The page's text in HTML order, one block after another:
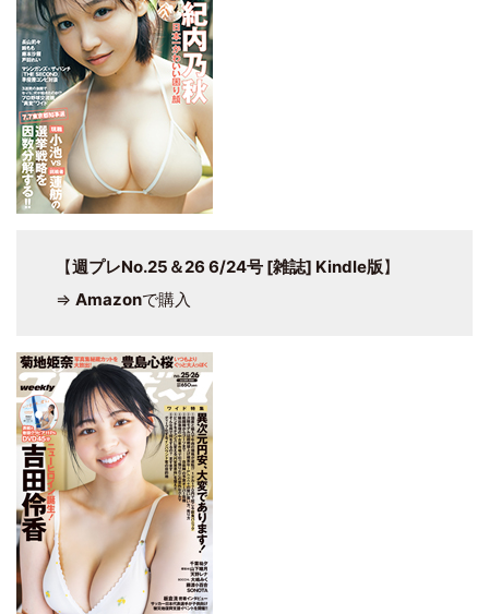
【週プレNo.25＆26 6/24号 [雑誌] Kindle版】
⇒ Amazonで購入